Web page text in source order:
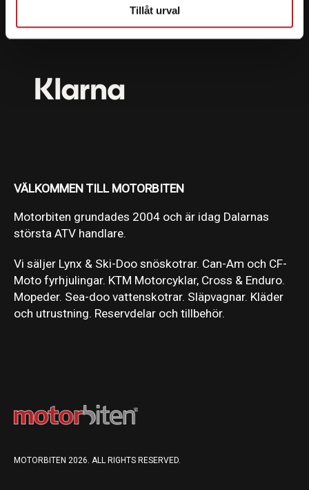
Tillåt urval
VÄLKOMMEN TILL MOTORBITEN
Motorbiten grundades 2004 och är idag Dalarnas
största ATV handlare.
Vi säljer Lynx & Ski-Doo snöskotrar. Can-Am och CF-
Moto fyrhjulingar. KTM Motorcyklar, Cross & Enduro.
Mopeder. Sea-doo vattenskotrar. Släpvagnar. Kläder
och utrustning. Reservdelar och tillbehör.
MOTORBITEN 2026. ALL RIGHTS RESERVED.